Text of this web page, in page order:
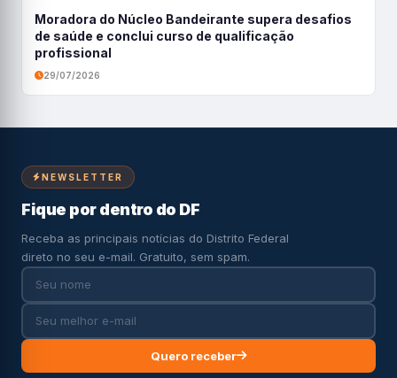
Moradora do Núcleo Bandeirante supera desafios
de saúde e conclui curso de qualificação
profissional
29/07/2026
NEWSLETTER
Fique por dentro do DF
Receba as principais notícias do Distrito Federal
direto no seu e-mail. Gratuito, sem spam.
Quero receber